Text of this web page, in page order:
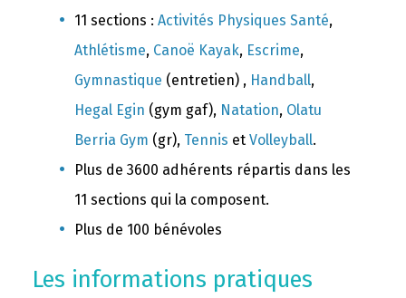
11 sections : Activités Physiques Santé,
Athlétisme, Canoë Kayak, Escrime,
Gymnastique (entretien) , Handball,
Hegal Egin (gym gaf), Natation, Olatu
Berria Gym (gr), Tennis et Volleyball.
Plus de 3600 adhérents répartis dans les
11 sections qui la composent.
Plus de 100 bénévoles
Les informations pratiques